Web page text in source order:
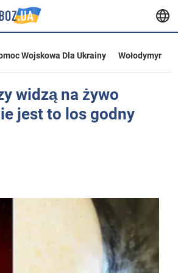
Wojskowa Dla Ukrainy
Wołodymyr
widzą na żywo
jest to los godny